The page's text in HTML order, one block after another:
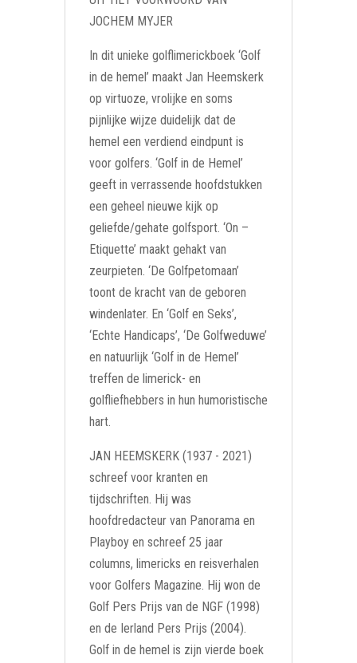
JOCHEM MYJER
In dit unieke golflimerickboek ‘Golf
in de hemel’ maakt Jan Heemskerk
op virtuoze, vrolijke en soms
pijnlijke wijze duidelijk dat de
hemel een verdiend eindpunt is
voor golfers. ‘Golf in de Hemel’
geeft in verrassende hoofdstukken
een geheel nieuwe kijk op
geliefde/gehate golfsport. ‘On –
Etiquette’ maakt gehakt van
zeurpieten. ‘De Golfpetomaan’
toont de kracht van de geboren
windenlater. En ‘Golf en Seks’,
‘Echte Handicaps’, ‘De Golfweduwe’
en natuurlijk ‘Golf in de Hemel’
treffen de limerick- en
golfliefhebbers in hun humoristische
hart.
JAN HEEMSKERK (1937 - 2021)
schreef voor kranten en
tijdschriften. Hij was
hoofdredacteur van Panorama en
Playboy en schreef 25 jaar
columns, limericks en reisverhalen
voor Golfers Magazine. Hij won de
Golf Pers Prijs van de NGF (1998)
en de Ierland Pers Prijs (2004).
Golf in de hemel is zijn vierde boek